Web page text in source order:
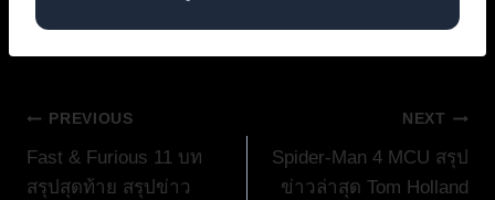
แนะแนว
เรื่อง
PREVIOUS
Fast & Furious 11 บท
สรุปสุดท้าย สรุปข่าว
NEXT
Spider-Man 4 MCU สรุป
ข่าวล่าสุด Tom Holland